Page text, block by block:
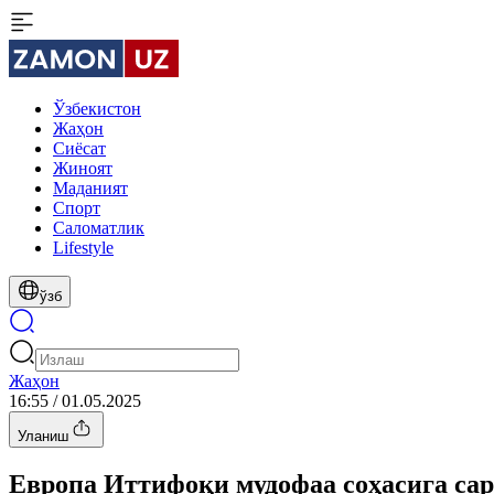
Ўзбекистон
Жаҳон
Сиёсат
Жиноят
Маданият
Спорт
Cаломатлик
Lifestyle
ўзб
Жаҳон
16:55 / 01.05.2025
Уланиш
Европа Иттифоқи мудофаа соҳасига